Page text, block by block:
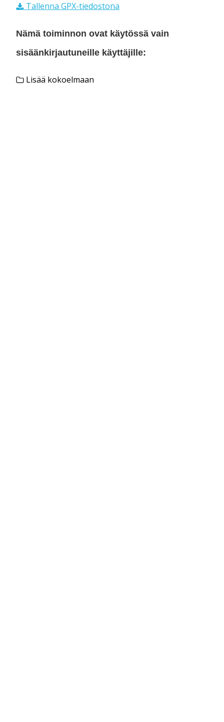
Tallenna GPX-tiedostona
Nämä toiminnon ovat käytössä vain
sisäänkirjautuneille käyttäjille:
Lisää kokoelmaan